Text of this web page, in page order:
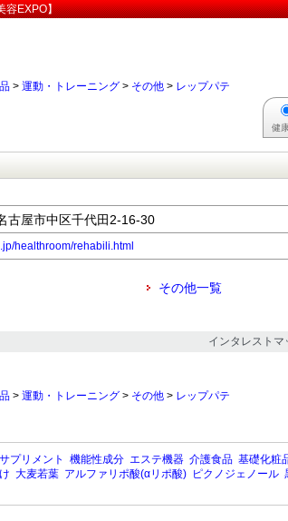
容EXPO】
> 運動・トレーニング > その他 > レップパテ
健
屋市中区千代田2-16-30
healthroom/rehabili.html
その他一覧
インタレストマ
> 運動・トレーニング > その他 > レップパテ
サプリメント 機能性成分 エステ機器 介護食品 基礎化粧
大麦若葉 アルファリポ酸(αリポ酸) ピクノジェノール